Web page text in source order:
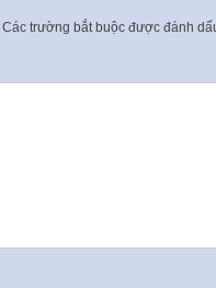
Các trường bắt buộc được đánh